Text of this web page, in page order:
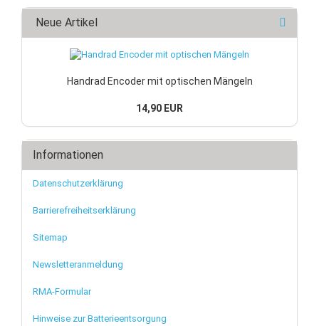
Neue Artikel
Handrad Encoder mit optischen Mängeln
14,90 EUR
Informationen
Datenschutzerklärung
Barrierefreiheitserklärung
Sitemap
Newsletteranmeldung
RMA-Formular
Hinweise zur Batterieentsorgung